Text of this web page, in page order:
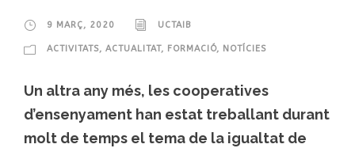
9 MARÇ, 2020 UCTAIB
ACTIVITATS, ACTUALITAT, FORMACIÓ, NOTÍCIES
​Un altra any més, les cooperatives
d’ensenyament han estat treballant durant
molt de temps el tema de la igualtat de